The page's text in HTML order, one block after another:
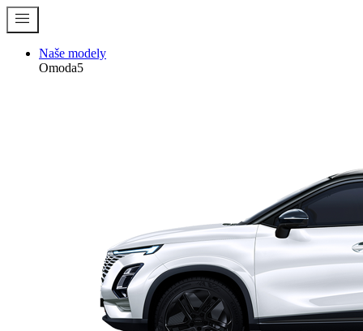
menu
Naše modely
Omoda5